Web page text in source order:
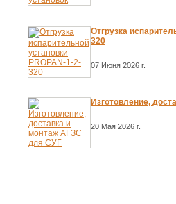
Отгрузка
320
07 Июня 2026 г.
Изготовление,
20 Мая 2026 г.